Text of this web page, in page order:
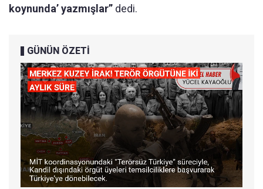
koynunda’ yazmışlar” dedi.
GÜNÜN ÖZETİ